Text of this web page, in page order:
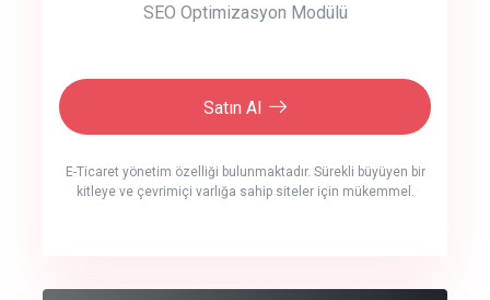
SEO Optimizasyon Modülü
Satın Al
E-Ticaret yönetim özelliği bulunmaktadır. Sürekli büyüyen bir
kitleye ve çevrimiçi varlığa sahip siteler için mükemmel.
crm auto cync